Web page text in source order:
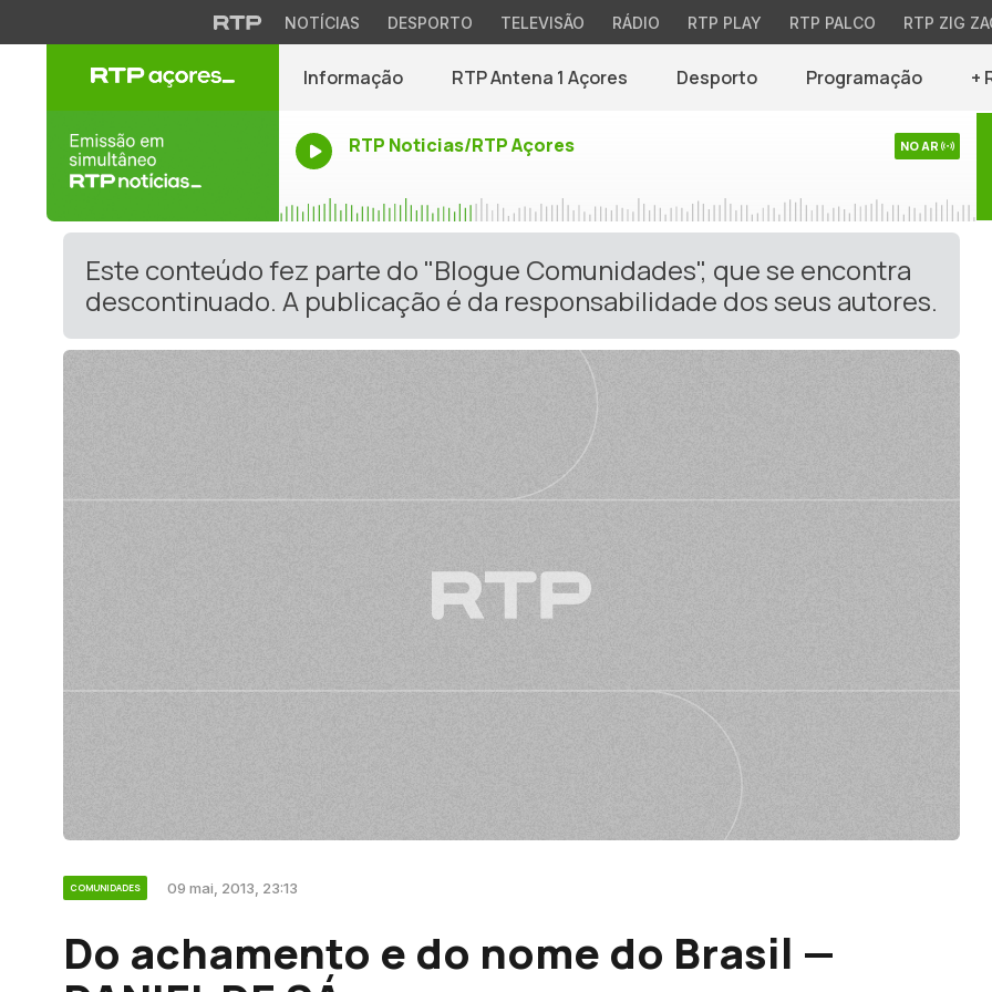
NOTÍCIAS DESPORTO TELEVISÃO RÁDIO RTP PLAY RTP PALCO RTP ZIG
Informação RTP Antena 1 Açores Desporto Programação +
RTP Noticias/RTP Açores NO AR
Este conteúdo fez parte do "Blogue Comunidades", que se encontra
descontinuado. A publicação é da responsabilidade dos seus autores.
COMUNIDADES 09 mai, 2013, 23:13
Do achamento e do nome do Brasil —